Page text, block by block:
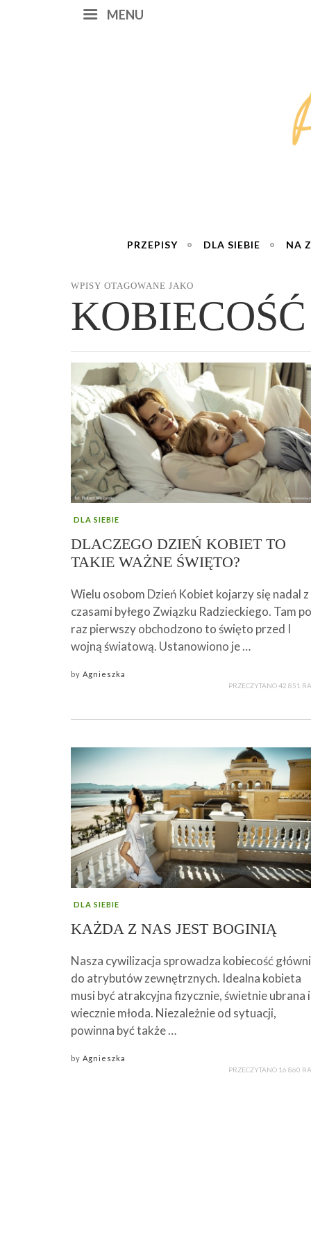
MENU
PRZEPISY
WIELKANOCNA BABKA DROŻDŻOWA –
„TRZYGODZINNA”
DLA SIEBIE
„PRZEMIANA” PODRÓŻ DO SIŁY I
WOLNOŚCI :)
NA
GENIALNY ZAKWAS Z BURAKÓW
ROBOTY – WZMACNIA KREW I
AFIRMACJE – TWORZENIE DOBREGO
ŻYCIA!
WPISY OTAGOWANE JAKO
KOBIECOŚĆ
DLA SIEBIE
DLACZEGO DZIEŃ KOBIET TO
TAKIE WAŻNE ŚWIĘTO?
Wielu osobom Dzień Kobiet kojarzy się nadal z
czasami byłego Związku Radzieckiego. Tam po
raz pierwszy obchodzono to święto przed I
wojną światową. Ustanowiono je …
by Agnieszka
PRZECZYTANO 42 851
DLA SIEBIE
KAŻDA Z NAS JEST BOGINIĄ
Nasza cywilizacja sprowadza kobiecość
do atrybutów zewnętrznych. Idealna kobieta
musi być atrakcyjna fizycznie, świetnie ubrana i
wiecznie młoda. Niezależnie od sytuacji,
powinna być także …
by Agnieszka
PRZECZYTANO 16 860